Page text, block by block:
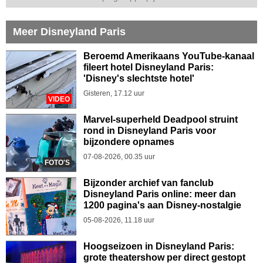
Meer Disneyland Paris
VIDEO
Beroemd Amerikaans YouTube-kanaal
fileert hotel Disneyland Paris:
'Disney's slechtste hotel'
Gisteren, 17.12 uur
FOTO'S
Marvel-superheld Deadpool struint
rond in Disneyland Paris voor
bijzondere opnames
07-08-2026, 00.35 uur
Bijzonder archief van fanclub
Disneyland Paris online: meer dan
1200 pagina's aan Disney-nostalgie
05-08-2026, 11.18 uur
Hoogseizoen in Disneyland Paris:
grote theatershow per direct gestopt